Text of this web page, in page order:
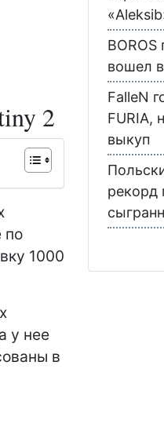
2
по
1000
у нее
в
вошел
FalleN
FURIA,
выкуп
рекорд